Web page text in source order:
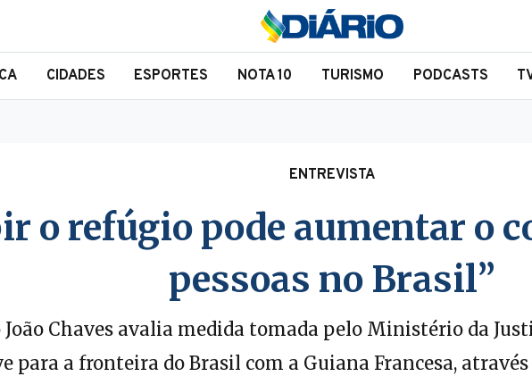
CIDADES ESPORTES NOTA 10 TURISMO PODCASTS
ENTREVISTA
o refúgio pode aumentar o
pessoas no Brasil”
Chaves avalia medida tomada pelo Ministério da
para a fronteira do Brasil com a Guiana Francesa,